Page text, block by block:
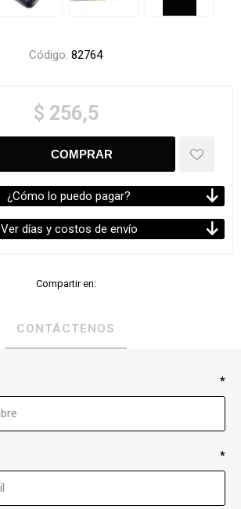
Código: 82764
$ 256,5
¿Cómo lo puedo pagar?
Ver días y costos de envío
Compartir en:
CONTÁCTENOS
*
*